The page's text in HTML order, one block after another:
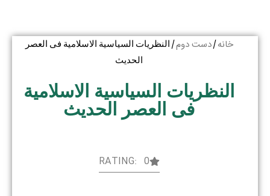
خانه/دست دوم/ النظریات السیاسیة الاسلامیة فی العصر
الحدیث
النظریات السیاسیة الاسلامیة
فی العصر الحدیث
RATING: 0